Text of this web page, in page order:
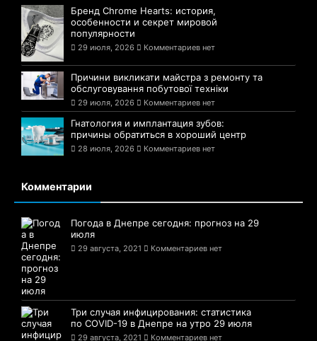
Бренд Chrome Hearts: история,
особенности и секрет мировой
популярности
29 июля, 2026 Комментариев нет
Причини викликати майстра з ремонту та
обслуговування побутової техніки
29 июля, 2026 Комментариев нет
Гнатология и имплантация зубов:
причины обратиться в хороший центр
28 июля, 2026 Комментариев нет
Комментарии
Погода в Днепре сегодня: прогноз на 29
июля
29 августа, 2021 Комментариев нет
Три случая инфицирования: статистика
по COVID-19 в Днепре на утро 29 июля
29 августа, 2021 Комментариев нет